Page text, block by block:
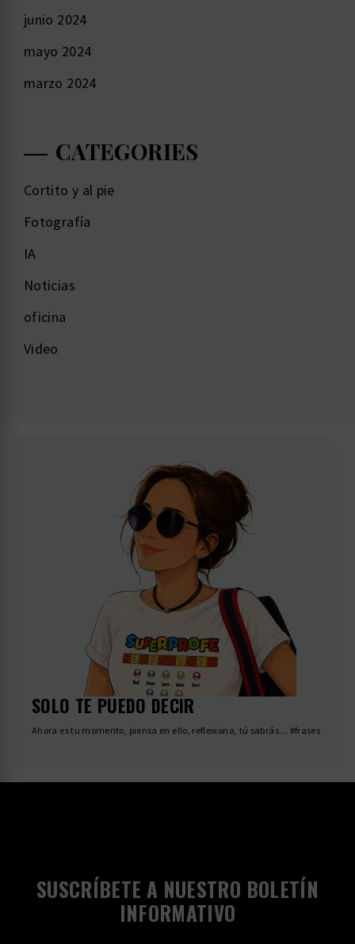
junio 2024
mayo 2024
marzo 2024
CATEGORIES
Cortito y al pie
Fotografía
IA
Noticias
oficina
Video
SOLO TE PUEDO DECIR
Ahora es tu momento, piensa en ello, reflexiona, tú sabrás… #frases
SUSCRÍBETE A NUESTRO BOLETÍN
INFORMATIVO